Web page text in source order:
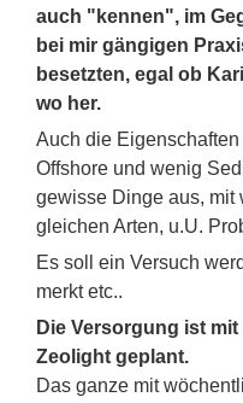
auch "kennen", im
bei mir gängigen
besetzten, egal ob
wo her.
Auch die Eigenschaften
Offshore und wenig
gewisse Dinge aus, mit
gleichen Arten, u.U.
Es soll ein Versuch
merkt etc..
Die Versorgung ist
Zeolight geplant.
Das ganze mit